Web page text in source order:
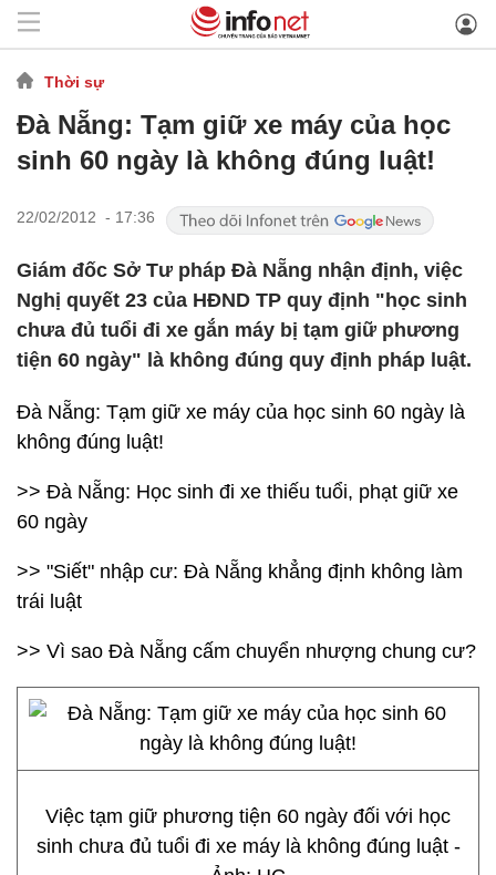
Thời sự
Đà Nẵng: Tạm giữ xe máy của học
sinh 60 ngày là không đúng luật!
22/02/2012 - 17:36
Giám đốc Sở Tư pháp Đà Nẵng nhận định, việc
Nghị quyết 23 của HĐND TP quy định "học sinh
chưa đủ tuổi đi xe gắn máy bị tạm giữ phương
tiện 60 ngày" là không đúng quy định pháp luật.
Đà Nẵng: Tạm giữ xe máy của học sinh 60 ngày là
không đúng luật!
>> Đà Nẵng: Học sinh đi xe thiếu tuổi, phạt giữ xe
60 ngày
>> "Siết" nhập cư: Đà Nẵng khẳng định không làm
trái luật
>> Vì sao Đà Nẵng cấm chuyển nhượng chung cư?
Việc tạm giữ phương tiện 60 ngày đối với học
sinh chưa đủ tuổi đi xe máy là không đúng luật -